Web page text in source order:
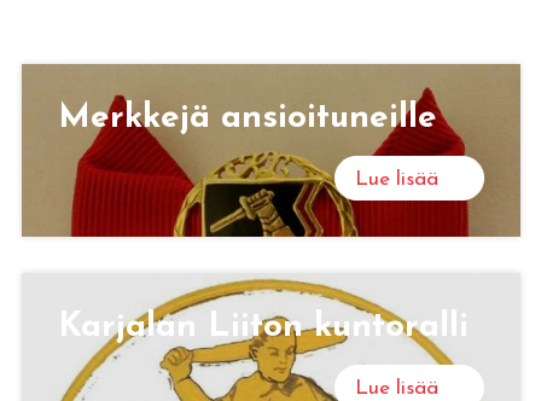
Merk­ke­jä an­sioi­tu­neil­le
Lue lisää
Kar­ja­lan Lii­ton kun­to­ral­li
Lue lisää